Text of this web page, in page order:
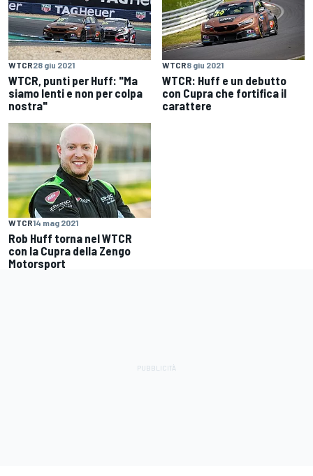
WTCR28 giu 2021
WTCR, punti per Huff: "Ma
siamo lenti e non per colpa
nostra"
WTCR8 giu 2021
WTCR: Huff e un debutto
con Cupra che fortifica il
carattere
WTCR14 mag 2021
Rob Huff torna nel WTCR
con la Cupra della Zengo
Motorsport